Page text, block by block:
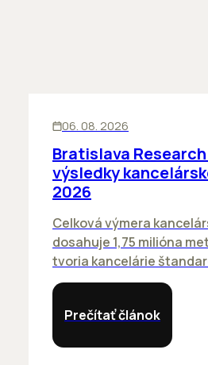
06. 08. 2026
Bratislava
výsledky
2026
Celková výmera
dosahuje 1,75 milióna
tvoria kancelárie
Prečítať článok